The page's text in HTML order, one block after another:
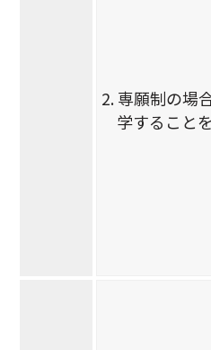
2. 専願制の場
学すること